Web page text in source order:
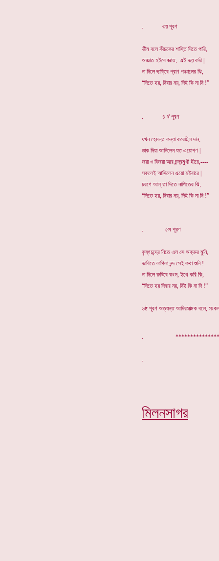
.
মিলনসাগর
. ৩য় পূরণ
ভীম বলে কীচকের শাস্তি দিতে পারি,
অজ্ঞাত হইবে জ্ঞাত, এই ভয় করি |
না দিলে ছাড়িবে প্রাণ পঞ্চালের ঝি,
“দিতে হয়, দিবার নয়, দিই কি না দি !”
. ৪ র্থ পূরণ
যখন হেমন্ত কন্যা করেছিল দান,
ডাক দিয়া আনিলেন যত এয়োগণ |
জয়া ও বিজয়া আর চন্দ্রমুখী হীরে,----
সকলেই আসিলেন এয়ো হইবারে |
চরণে আল্ তা দিতে নাপিতের ঝি,
“দিতে হয়, দিবার নয়, দিই কি না দি !”
. ৫ম পূরণ
কৃষ্ণচন্দ্রে নিতে এল সে অক্রুর মুনি,
ভাবিতে লাগিলা নন্দ সেই কথা শুনি !
না দিলে রুষিবে কংস, ইথে করি কি,
“দিতে হয় দিবার নয়, দিই কি না দি !”
৬ষ্ঠ পূরণ অত্যন্ত আদিরসাত্মক বলে,